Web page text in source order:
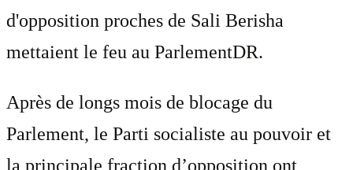
d'opposition proches de Sali Berisha
mettaient le feu au ParlementDR.
Après de longs mois de blocage du
Parlement, le Parti socialiste au pouvoir et
la principale fraction d’opposition ont